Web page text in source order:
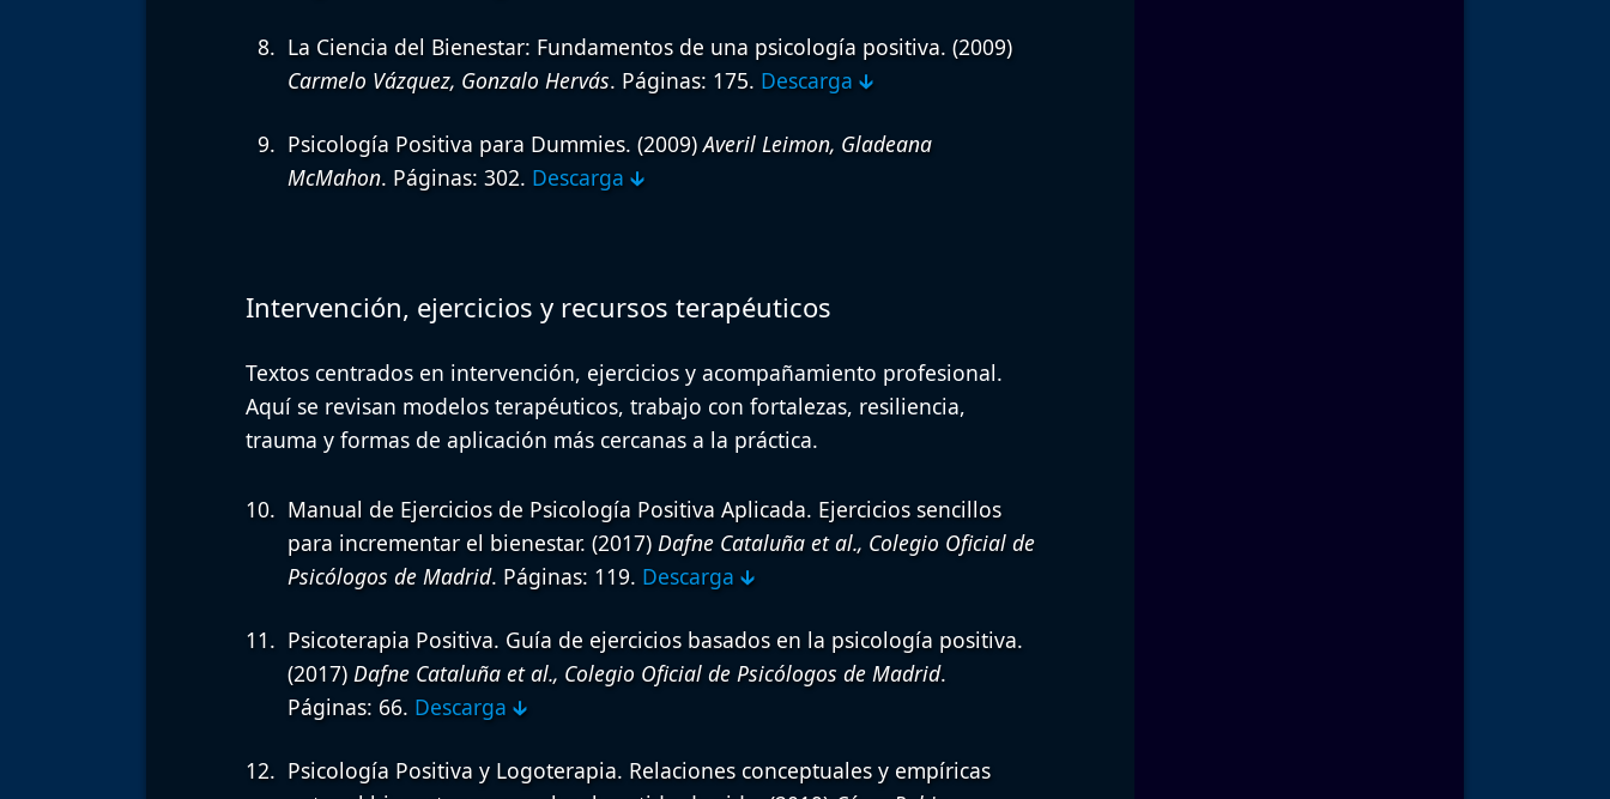
La Ciencia del Bienestar: Fundamentos de una psicología positiva. (2009)
Carmelo Vázquez, Gonzalo Hervás. Páginas: 175. Descarga 🡳
Psicología Positiva para Dummies. (2009)Averil Leimon, Gladeana
McMahon. Páginas: 302. Descarga 🡳
Intervención, ejercicios y recursos terapéuticos
Textos centrados en intervención, ejercicios y acompañamiento profesional.
Aquí se revisan modelos terapéuticos, trabajo con fortalezas, resiliencia,
trauma y formas de aplicación más cercanas a la práctica.
Manual de Ejercicios de Psicología Positiva Aplicada. Ejercicios sencillos
para incrementar el bienestar. (2017) Dafne Cataluña et al., Colegio Oficial de
Psicólogos de Madrid. Páginas: 119. Descarga 🡳
Psicoterapia Positiva. Guía de ejercicios basados en la psicología positiva.
(2017) Dafne Cataluña et al., Colegio Oficial de Psicólogos de Madrid.
Páginas: 66. Descarga 🡳
Psicología Positiva y Logoterapia. Relaciones conceptuales y empíricas